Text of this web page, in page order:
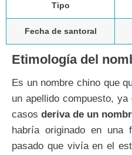
Tipo
Fecha de santoral
Etimología del
Es un nombre chino que
un apellido compuesto,
casosderiva de un
habría originado en una
pasado que vivía en el